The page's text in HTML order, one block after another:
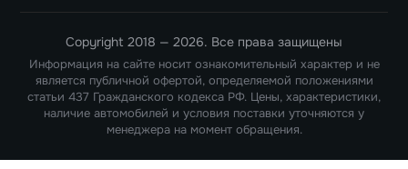
Copyright 2018 — 2026. Все права защищены
Информация на сайте носит ознакомительный характер и не
является публичной офертой, определяемой положениями
статьи 437 Гражданского кодекса РФ. Цены, характеристики,
наличие автомобилей и условия поставки уточняются у
менеджера на момент обращения.